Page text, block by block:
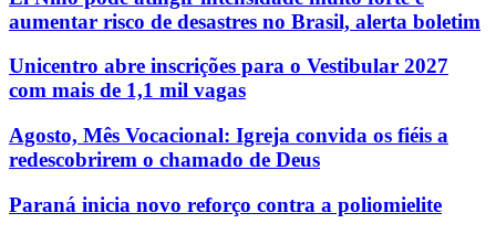
aumentar risco de desastres no Brasil, alerta boletim
Unicentro abre inscrições para o Vestibular 2027
com mais de 1,1 mil vagas
Agosto, Mês Vocacional: Igreja convida os fiéis a
redescobrirem o chamado de Deus
Paraná inicia novo reforço contra a poliomielite